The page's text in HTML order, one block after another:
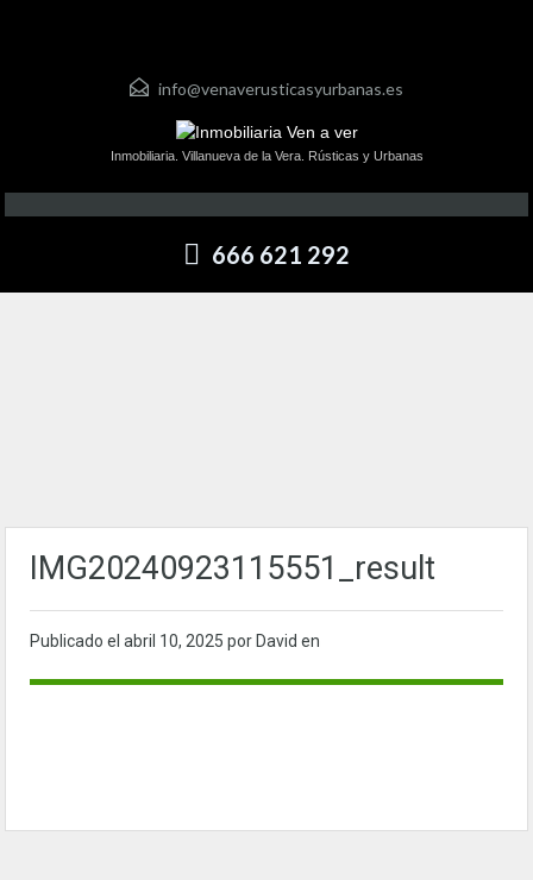
info@venaverusticasyurbanas.es
Inmobiliaria. Villanueva de la Vera. Rústicas y Urbanas
666 621 292
IMG20240923115551_result
Publicado el abril 10, 2025 por David en